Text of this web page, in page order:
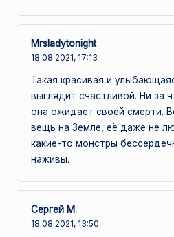
Mrsladytonight
18.08.2021, 17:13
Такая красивая и
выглядит счастливой. Ни за
она ожидает своей смерти.
вещь на Земле, её даже не
какие-то монстры
наживы.
Сергей М.
18.08.2021, 13:50